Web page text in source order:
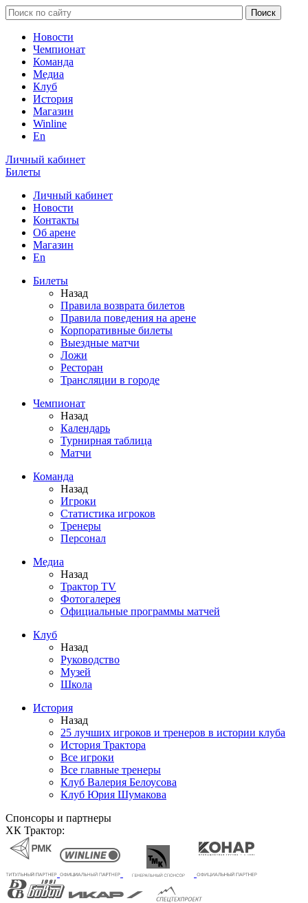
Новости
Чемпионат
Команда
Медиа
Клуб
История
Магазин
Winline
En
Личный кабинет
Билеты
Личный кабинет
Новости
Контакты
Об арене
Магазин
En
Билеты
Назад
Правила возврата билетов
Правила поведения на арене
Корпоративные билеты
Выездные матчи
Ложи
Ресторан
Трансляции в городе
Чемпионат
Назад
Календарь
Турнирная таблица
Матчи
Команда
Назад
Игроки
Статистика игроков
Тренеры
Персонал
Медиа
Назад
Трактор TV
Фотогалерея
Официальные программы матчей
Клуб
Назад
Руководство
Музей
Школа
История
Назад
25 лучших игроков и тренеров в истории клуба
История Трактора
Все игроки
Все главные тренеры
Клуб Валерия Белоусова
Клуб Юрия Шумакова
Спонсоры и партнеры
ХК Трактор: